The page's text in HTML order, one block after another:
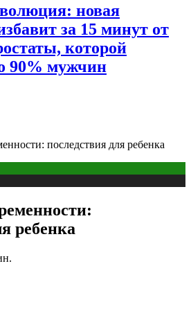
новая
за 15 минут от
которой
90% мужчин
последствия для ребенка
ребенка